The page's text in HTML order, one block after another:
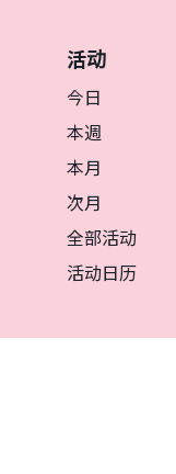
活动
今日
本週
本月
次月
全部活动
活动日历